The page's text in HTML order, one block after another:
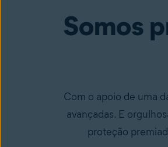
Somos
Com o apoio de uma
avançadas. E
proteção